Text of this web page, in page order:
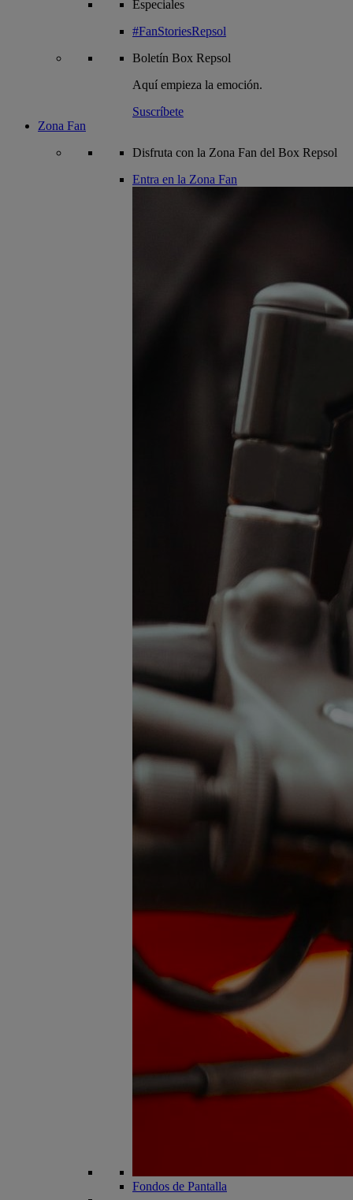
Especiales
#FanStoriesRepsol
Boletín Box Repsol
Aquí empieza la emoción.
Suscríbete
Zona Fan
Disfruta con la Zona Fan del Box Repsol
Entra en la Zona Fan
Fondos de Pantalla